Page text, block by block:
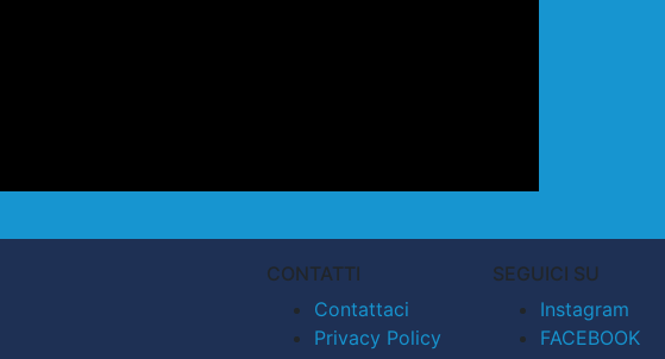
CONTATTI
Contattaci
Privacy Policy
SEGUICI SU
Instagram
FACEBOOK